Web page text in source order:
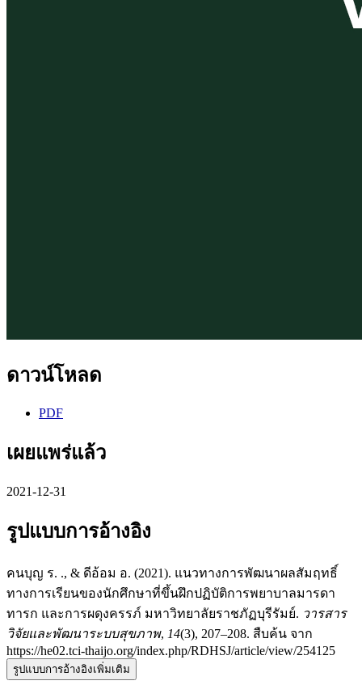
ดาวน์โหลด
PDF
เผยแพร่แล้ว
2021-12-31
รูปแบบการอ้างอิง
คนบุญ ร. ., & ดีอ้อม อ. (2021). แนวทางการพัฒนาผลสัมฤทธิ์
ทางการเรียนของนักศึกษาที่ขึ้นฝึกปฏิบัติการพยาบาลมารดา
ทารก และการผดุงครรภ์ มหาวิทยาลัยราชภัฏบุรีรัมย์. วารสาร
วิจัยและพัฒนาระบบสุขภาพ, 14(3), 207–208. สืบค้น จาก
https://he02.tci-thaijo.org/index.php/RDHSJ/article/view/254125
รูปแบบการอ้างอิงเพิ่มเติม